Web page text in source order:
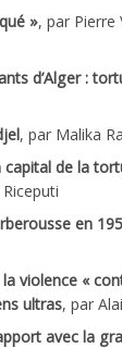
», par Pierre
d’Alger :
, par Malika
de la
en
la violence «
ultras, par
avec la